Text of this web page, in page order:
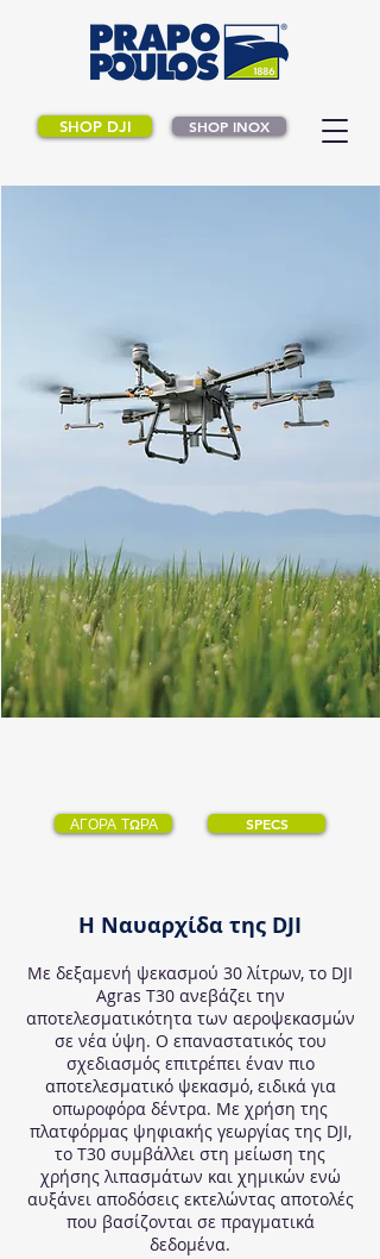
SHOP DJI SHOP INOX
ΑΓΟΡΑ ΤΩΡΑ SPECS
Η Ναυαρχίδα της DJI
Με δεξαμενή ψεκασμού 30 λίτρων, το DJI
Agras T30 ανεβάζει την
αποτελεσματικότητα των αεροψεκασμών
σε νέα ύψη. Ο επαναστατικός του
σχεδιασμός επιτρέπει έναν πιο
αποτελεσματικό ψεκασμό, ειδικά για
οπωροφόρα δέντρα. Με χρήση της
πλατφόρμας ψηφιακής γεωργίας της DJI,
το T30 συμβάλλει στη μείωση της
χρήσης λιπασμάτων και χημικών ενώ
αυξάνει αποδόσεις εκτελώντας αποτολές
που βασίζονται σε πραγματικά
δεδομένα.